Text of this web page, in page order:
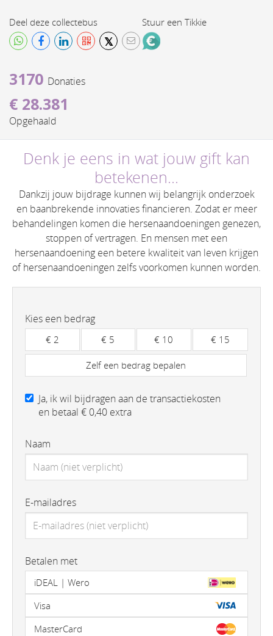
Deel deze collectebus
𝕏
Stuur een Tikkie
3170 donaties
€ 28.381
opgehaald
Denk je eens in wat jouw gift kan
betekenen...
Dankzij jouw bijdrage kunnen wij belangrijk onderzoek
en baanbrekende innovaties financieren. Zodat er meer
behandelingen komen die hersenaandoeningen genezen,
stoppen of vertragen. En mensen met een
hersenaandoening een betere kwaliteit van leven krijgen
of hersenaandoeningen zelfs voorkomen kunnen worden.
Kies een bedrag
€ 2 € 5 € 10 € 15
Zelf een bedrag bepalen
Ja, ik wil bijdragen aan de transactiekosten
en betaal € 0,40 extra
Naam
E-mailadres
Betalen met
iDEAL | Wero
Visa
MasterCard